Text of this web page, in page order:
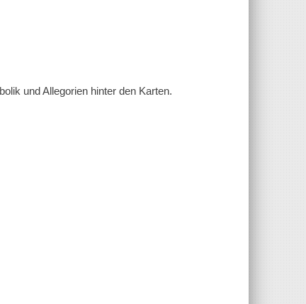
und Allegorien hinter den Karten.